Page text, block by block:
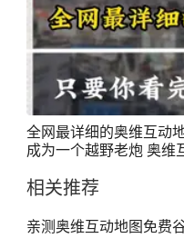
全网最详细的奥维互动
成为一个越野老炮 奥维
今天完整的奥维教程送
相关推荐
亲测奥维互动地图免费